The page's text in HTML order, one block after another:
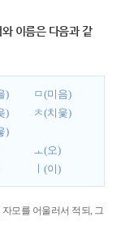
이름은 다음과 같
)
ㅁ(미음)
)
ㅊ(치읓)
)
ㅗ(오)
ㅣ(이)
모를 어울러서 적되, 그